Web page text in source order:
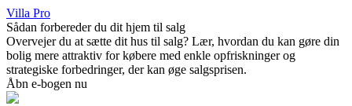
Villa Pro
Sådan forbereder du dit hjem til salg
Overvejer du at sætte dit hus til salg? Lær, hvordan du kan gøre din
bolig mere attraktiv for købere med enkle opfriskninger og
strategiske forbedringer, der kan øge salgsprisen.
Åbn e-bogen nu